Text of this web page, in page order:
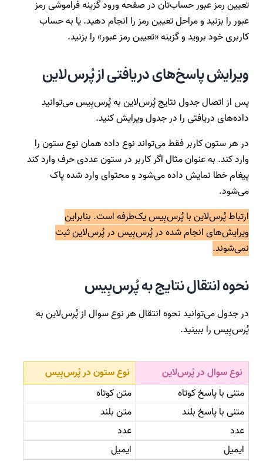
تعیین رمز عبور حساب‌تان در صفحه ورود گزینه فراموشی رمز
عبور را بزنید و مراحل تعیین رمز را انجام دهید. یا به حساب
کاربری خود بروید و گزینه «تعیین رمز عبور» را بزنید.
ویرایش پاسخ‌های دریافتی از پُرس‌لاین
پس از اتصال جدول نتایج پُرس‌لاین به پُرس‌بِیس می‌توانید
داده‌‌‌های دریافتی را در جدول ویرایش کنید.
در هر ستون کاربر فقط می‌تواند نوع داده همان نوع ستون را
وارد کند. به عنوان مثال اگر کاربر در ستون عددی حرف وارد کند
پیغام خطا نمایش داده می‌شود و محتوای وارد شده پاک
می‌شود.
ارتباط پُرس‌لاین با پُرس‌بِیس یک‌طرفه است. بنابراین
ویرایش‌های انجام شده در پُرس‌بِیس در پُرس‌لاین ثبت
نمی‌شوند.
نحوه انتقال نتایج به پُرس‌بِیس
در جدول می‌توانید نحوه انتقال هر نوع سوال از پُرس‌لاین به
پُرس‌بِیس را ببینید.
نوع سوال در پُرس‌لاین
نوع ستون در پُرس‌بِیس
متنی با پاسخ کوتاه
متن کوتاه
متنی با پاسخ بلند
متن بلند
عدد
عدد
ایمیل
ایمیل